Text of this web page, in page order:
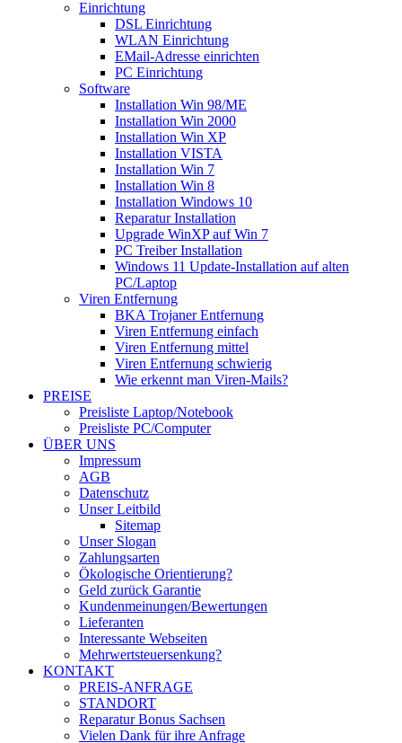
Einrichtung
DSL Einrichtung
WLAN Einrichtung
EMail-Adresse einrichten
PC Einrichtung
Software
Installation Win 98/ME
Installation Win 2000
Installation Win XP
Installation VISTA
Installation Win 7
Installation Win 8
Installation Windows 10
Reparatur Installation
Upgrade WinXP auf Win 7
PC Treiber Installation
Windows 11 Update-Installation auf alten
PC/Laptop
Viren Entfernung
BKA Trojaner Entfernung
Viren Entfernung einfach
Viren Entfernung mittel
Viren Entfernung schwierig
Wie erkennt man Viren-Mails?
PREISE
Preisliste Laptop/Notebook
Preisliste PC/Computer
ÜBER UNS
Impressum
AGB
Datenschutz
Unser Leitbild
Sitemap
Unser Slogan
Zahlungsarten
Ökologische Orientierung?
Geld zurück Garantie
Kundenmeinungen/Bewertungen
Lieferanten
Interessante Webseiten
Mehrwertsteuersenkung?
KONTAKT
PREIS-ANFRAGE
STANDORT
Reparatur Bonus Sachsen
Vielen Dank für ihre Anfrage